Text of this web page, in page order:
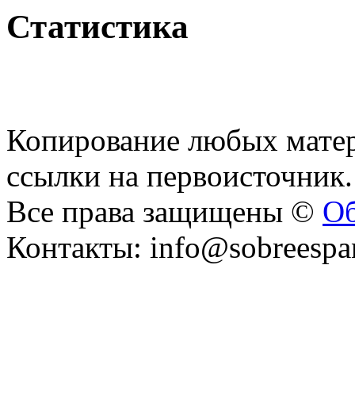
Статистика
Копирование любых
ссылки на первоисточник.
Все права защищены ©
Контакты: